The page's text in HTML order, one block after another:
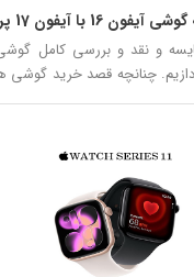
16 با آیفون 17 پرو
می پردازیم. چنانچه قصد خرید
ادامه این مقاله همراه ما